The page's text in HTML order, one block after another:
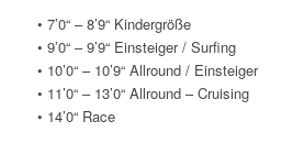
• 7’0“ – 8’9“ Kindergröße
• 9’0“ – 9’9“ Einsteiger / Surfing
• 10’0“ – 10’9“ Allround / Einsteiger
• 11’0“ – 13’0“ Allround – Cruising
• 14’0“ Race